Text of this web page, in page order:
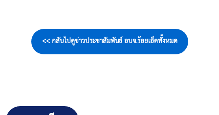
<< กลับไปดูข่าวประชาสัมพันธ์ อบจ.ร้อยเอ็ดทั้งหมด